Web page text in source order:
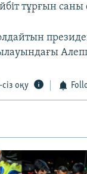
тұрғын
оқу